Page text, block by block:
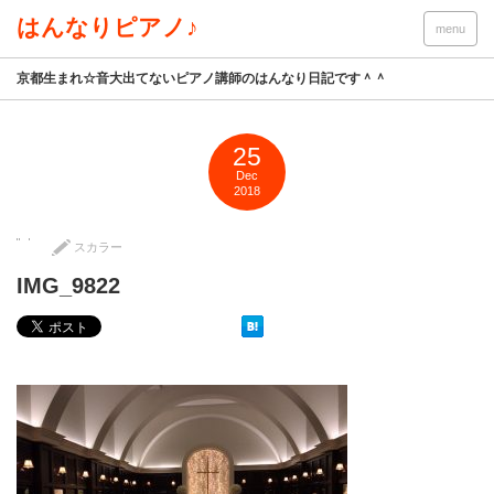
はんなりピアノ♪ menu
京都生まれ☆音大出てないピアノ講師のはんなり日記です＾＾
25
Dec
2018
スカラー
IMG_9822